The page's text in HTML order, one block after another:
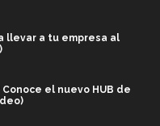
llevar a tu empresa al
el nuevo HUB de